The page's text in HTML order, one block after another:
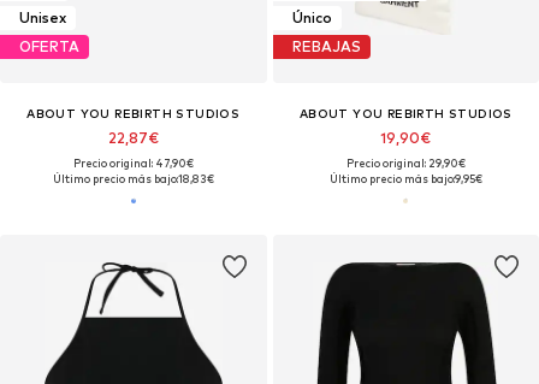
Unisex
OFERTA
ABOUT YOU REBIRTH STUDIOS
22,87€
Precio original: 47,90€
Último precio más bajo:18,83€
Único
REBAJAS
ABOUT YOU REBIRTH STUDIOS
19,90€
Precio original: 29,90€
Último precio más bajo:9,95€